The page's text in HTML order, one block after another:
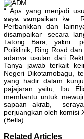
“ Apa yang menjadi
saya sampaikan ke
Perbankkan dan
disampaikan secara
Tatong Bara, yakni.
Poliklinik, Ring Road
adanya usulan dari
Tanya jawab terkait
Negeri Dikotamobagu,
yang hadir dalam
pajajaran yaitu, Ibu
membantu untuk
sapaan akrab,
perjuangkan oleh komisi
(Bella)
Related Articles